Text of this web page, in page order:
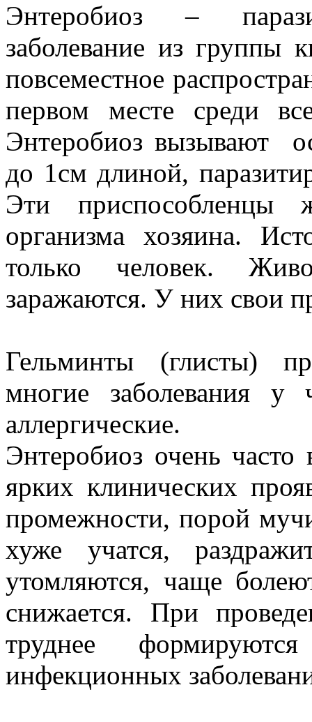
Энтеробиоз –
заболевание из группы
повсеместное
первом месте среди
Энтеробиоз вызывают
до 1см длиной,
Эти
организма хозяина.
только человек.
заражаются. У них свои
Гельминты (глисты)
многие заболевания у
аллергические.
Энтеробиоз очень
ярких клинических
промежности, порой
хуже учатся,
утомляются, чаще
снижается. При
труднее
инфекционных